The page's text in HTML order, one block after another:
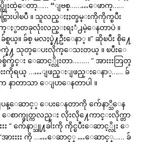
းထဲ့ေတာ့…… “ျဗစ္………ေဖာက္……
ြားပါၿပီ ။ သူလည္းႏႈတ္ခမ္းကိုကိုက္ၿပီး
ာတခုလုံးလည္းရႈံ႕မဲ့ေနတာပဲ ။
ရယ္။ ခ်စ္ မလႈပ္နဲ႔ဦးေနာ္ ။” ဆိုၿပီး စို႔ေ
နဲ႔ သုတ္ေပးလိုက္ေသးတယ္ ။ ၿပီးေ
ခ်က္ခ်င္း ေဆာင့္လိုးတာ……… ” အားးးဘြတ္
ားးကိုရယ္ ……ျဖည္းျဖည္းေနာ္…… ခ်
နာတာသာ ေျပာေနတာပါ ။
ပန္ေဆာင့္ ေပးေနတာကို က်ေနာ္သိေန
ေစာက္ဖုတ္ကလည္း လိုးလို႔ေကာင္းလိုက္တာ
း ” က်ေနာ္သူ႔ခါးကို ကိုင္ၿပီးေဆာင့္လိုး ေ
ားးးး ကို ……ေဆာင့္ …ေဆာင့္…… ခ်